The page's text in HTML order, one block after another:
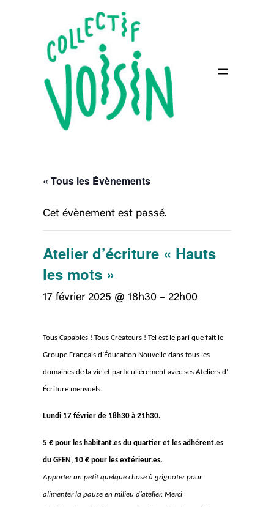
« Tous les Évènements
Cet évènement est passé.
Atelier d’écriture « Hauts
les mots »
17 février 2025 @ 18h30 – 22h00
Tous Capables ! Tous Créateurs ! Tel est le pari que fait le
Groupe Français d’Éducation Nouvelle dans tous les
domaines de la vie et particulièrement avec ses Ateliers d’
Écriture mensuels.
Lundi 17 février de 18h30 à 21h30.
5 € pour les habitant.es du quartier et les adhérent.es
du GFEN, 10 € pour les extérieur.es.
Apporter un petit quelque chose à grignoter pour
alimenter la pause en milieu d’atelier. Merci